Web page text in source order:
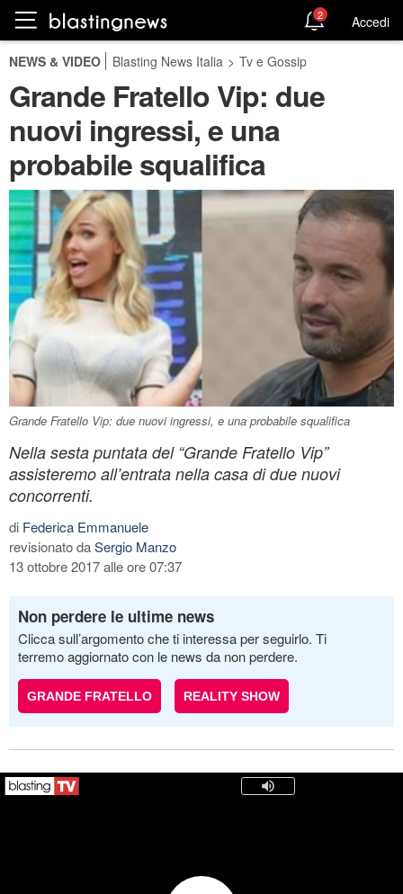
2 Accedi
NEWS & VIDEO Blasting News Italia > Tv e Gossip
Grande Fratello Vip: due
nuovi ingressi, e una
probabile squalifica
Grande Fratello Vip: due nuovi ingressi, e una probabile squalifica
Nella sesta puntata del “Grande Fratello Vip”
assisteremo all’entrata nella casa di due nuovi
concorrenti.
di Federica Emmanuele
revisionato daSergio Manzo
13 ottobre 2017 alle ore 07:37
Non perdere le ultime news
Clicca sull’argomento che ti interessa per seguirlo. Ti
terremo aggiornato con le news da non perdere.
GRANDE FRATELLO REALITY SHOW